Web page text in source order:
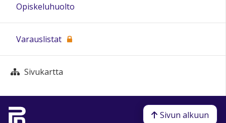
Opiskeluhuolto
Varauslistat
Sivukartta
Sivun alkuun